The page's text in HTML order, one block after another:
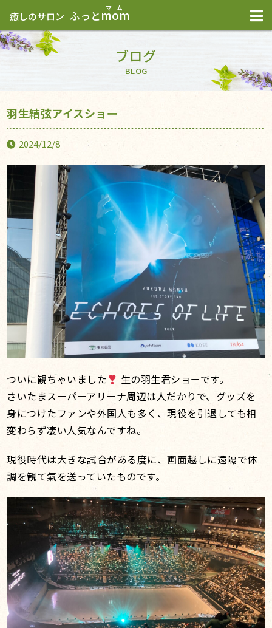
癒しのサロン ふっとmom
ブログ
BLOG
羽生結弦アイスショー
2024/12/8
ついに観ちゃいました
生の羽生君ショーです。
さいたまスーパーアリーナ周辺は人だかりで、グッズを
身につけたファンや外国人も多く、現役を引退しても相
変わらず凄い人気なんですね。
現役時代は大きな試合がある度に、画面越しに遠隔で体
調を観て氣を送っていたものです。